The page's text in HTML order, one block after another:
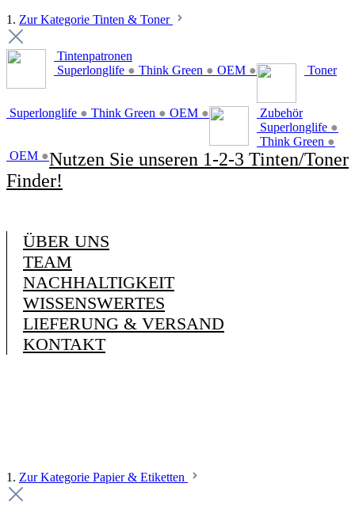
1. Zur Kategorie Tinten & Toner
Tintenpatronen
Superlonglife ● Think Green ● OEM ● Toner
Superlonglife ● Think Green ● OEM ●
Zubehör
Superlonglife ●
Think Green ●
OEM ●Nutzen Sie unseren 1-2-3 Tinten/Toner
Finder!
ÜBER UNS
TEAM
NACHHALTIGKEIT
WISSENSWERTES
LIEFERUNG & VERSAND
KONTAKT
1. Zur Kategorie Papier & Etiketten